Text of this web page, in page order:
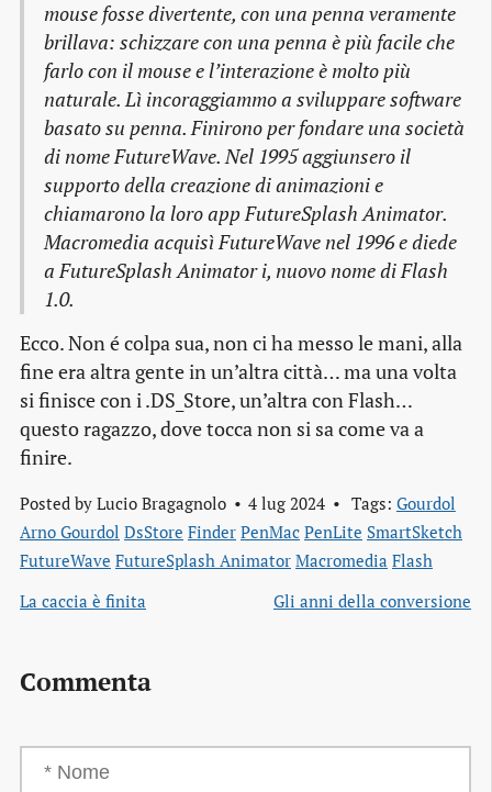
mouse fosse divertente, con una penna veramente
brillava: schizzare con una penna è più facile che
farlo con il mouse e l’interazione è molto più
naturale. Lì incoraggiammo a sviluppare software
basato su penna. Finirono per fondare una società
di nome FutureWave. Nel 1995 aggiunsero il
supporto della creazione di animazioni e
chiamarono la loro app FutureSplash Animator.
Macromedia acquisì FutureWave nel 1996 e diede
a FutureSplash Animator i, nuovo nome di Flash
1.0.
Ecco. Non é colpa sua, non ci ha messo le mani, alla
fine era altra gente in un’altra città… ma una volta
si finisce con i .DS_Store, un’altra con Flash…
questo ragazzo, dove tocca non si sa come va a
finire.
Posted by Lucio Bragagnolo 4 lug 2024 Tags: Gourdol
Arno Gourdol DsStore Finder PenMac PenLite SmartSketch
FutureWave FutureSplash Animator Macromedia Flash
La caccia è finita
Gli anni della conversione
Commenta